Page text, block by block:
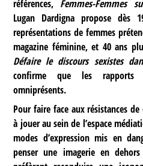
références, Femmes-Femmes
Lugan Dardigna propose dès
représentations de femmes
magazine féminine, et 40 ans
Défaire le discours sexistes
confirme que les rapports
omniprésents.
Pour faire face aux résistances
à jouer au sein de l’espace
modes d’expression mis en
penser une imagerie en